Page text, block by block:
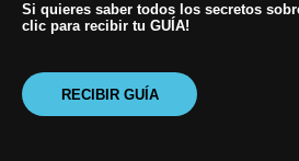
Si quieres saber todos los secretos
clic para recibir tu GUÍA!
RECIBIR GUÍA